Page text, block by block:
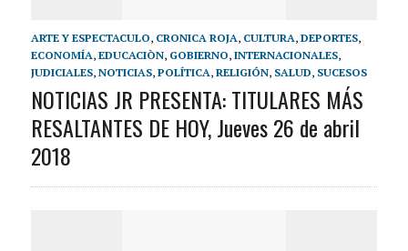
ARTE Y ESPECTACULO, CRONICA ROJA, CULTURA, DEPORTES,
ECONOMÍA, EDUCACIÒN, GOBIERNO, INTERNACIONALES,
JUDICIALES, NOTICIAS, POLÍTICA, RELIGIÓN, SALUD, SUCESOS
NOTICIAS JR PRESENTA: TITULARES MÁS
RESALTANTES DE HOY, Jueves 26 de abril
2018